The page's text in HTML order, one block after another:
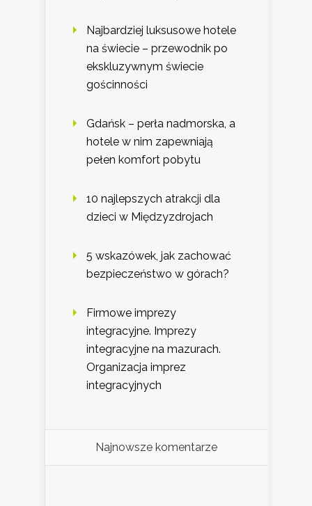
Najbardziej luksusowe hotele
na świecie – przewodnik po
ekskluzywnym świecie
gościnności
Gdańsk – perła nadmorska, a
hotele w nim zapewniają
pełen komfort pobytu
10 najlepszych atrakcji dla
dzieci w Międzyzdrojach
5 wskazówek, jak zachować
bezpieczeństwo w górach?
Firmowe imprezy
integracyjne. Imprezy
integracyjne na mazurach.
Organizacja imprez
integracyjnych
Najnowsze komentarze